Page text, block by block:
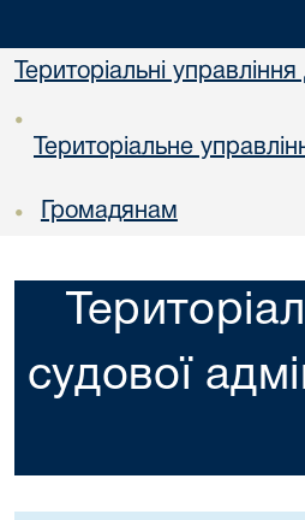
Територіальні
•
Територіальне
• Громадянам
судової